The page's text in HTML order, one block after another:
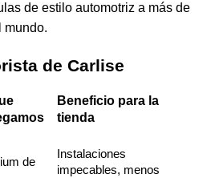
de estilo automotriz a más de
mundo.
de Carlise
Beneficio para la
tienda
de
Instalaciones
impecables, menos